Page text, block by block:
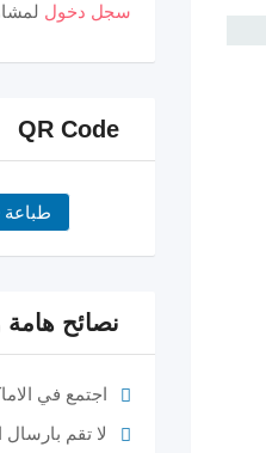
سجل دخول
QR Code
طباعة QR Code
نصائح
اجتمع في
لا تقم